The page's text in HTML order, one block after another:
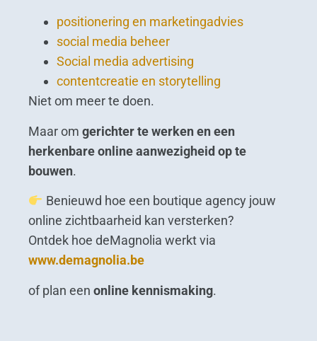
positionering en marketingadvies
social media beheer
Social media advertising
contentcreatie en storytelling
Niet om meer te doen.
Maar om gerichter te werken en een
herkenbare online aanwezigheid op te
bouwen.
Benieuwd hoe een boutique agency jouw
online zichtbaarheid kan versterken?
Ontdek hoe deMagnolia werkt via
www.demagnolia.be
of plan een online kennismaking.